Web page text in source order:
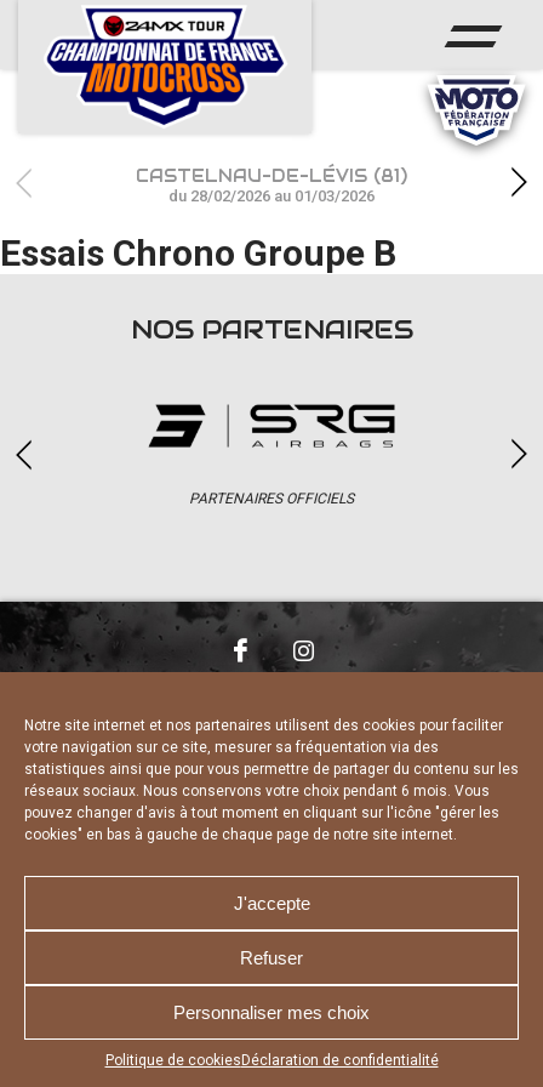
Notre site internet et nos partenaires utilisent des cookies pour faciliter
votre navigation sur ce site, mesurer sa fréquentation via des
statistiques ainsi que pour vous permettre de partager du contenu sur les
réseaux sociaux. Nous conservons votre choix pendant 6 mois. Vous
pouvez changer d'avis à tout moment en cliquant sur l'icône "gérer les
cookies" en bas à gauche de chaque page de notre site internet.
J'accepte
Refuser
Personnaliser mes choix
Politique de cookies Déclaration de confidentialité
Appuyez sur le bouton partager en bas de votre
ACCUEIL
ACTUS
CALENDRIER
RÉSULTATS
PHOTOS / WEB TV
CASTELNAU-DE-LÉVIS (81)
du 28/02/2026 au 01/03/2026
Essais Chrono Groupe B
NOS PARTENAIRES
PARTENAIRES OFFICIELS
CHARTE DE CONFIDENTIALITÉ
DÉCLARATION DE CONFIDENTIALITÉ
POLITIQUE D’UTILISATION DES COOKIES
RÉALISÉ PAR L’AGENCE WEB A3 WEB